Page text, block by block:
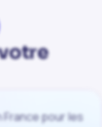
pour les